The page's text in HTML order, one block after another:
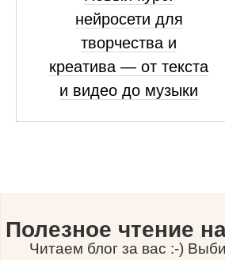
нейросети для
творчества и
креатива — от текста
и видео до музыки
Полезное чтение
Читаем блог за вас :-)